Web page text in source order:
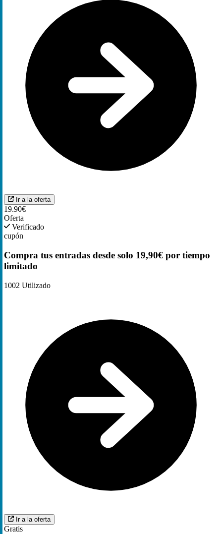
Ir a la oferta
19.90€
Oferta
Verificado
cupón
Compra tus entradas desde solo 19,90€ por tiempo
limitado
1002 Utilizado
Ir a la oferta
Gratis